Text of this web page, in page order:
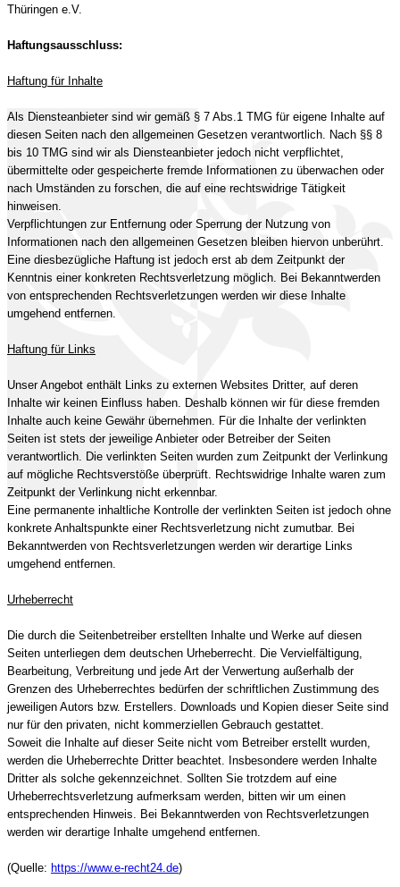
Thüringen e.V.
Haftungsausschluss:
Haftung für Inhalte
Als Diensteanbieter sind wir gemäß § 7 Abs.1 TMG für eigene Inhalte auf
diesen Seiten nach den allgemeinen Gesetzen verantwortlich. Nach §§ 8
bis 10 TMG sind wir als Diensteanbieter jedoch nicht verpflichtet,
übermittelte oder gespeicherte fremde Informationen zu überwachen oder
nach Umständen zu forschen, die auf eine rechtswidrige Tätigkeit
hinweisen.
Verpflichtungen zur Entfernung oder Sperrung der Nutzung von
Informationen nach den allgemeinen Gesetzen bleiben hiervon unberührt.
Eine diesbezügliche Haftung ist jedoch erst ab dem Zeitpunkt der
Kenntnis einer konkreten Rechtsverletzung möglich. Bei Bekanntwerden
von entsprechenden Rechtsverletzungen werden wir diese Inhalte
umgehend entfernen.
Haftung für Links
Unser Angebot enthält Links zu externen Websites Dritter, auf deren
Inhalte wir keinen Einfluss haben. Deshalb können wir für diese fremden
Inhalte auch keine Gewähr übernehmen. Für die Inhalte der verlinkten
Seiten ist stets der jeweilige Anbieter oder Betreiber der Seiten
verantwortlich. Die verlinkten Seiten wurden zum Zeitpunkt der Verlinkung
auf mögliche Rechtsverstöße überprüft. Rechtswidrige Inhalte waren zum
Zeitpunkt der Verlinkung nicht erkennbar.
Eine permanente inhaltliche Kontrolle der verlinkten Seiten ist jedoch ohne
konkrete Anhaltspunkte einer Rechtsverletzung nicht zumutbar. Bei
Bekanntwerden von Rechtsverletzungen werden wir derartige Links
umgehend entfernen.
Urheberrecht
Die durch die Seitenbetreiber erstellten Inhalte und Werke auf diesen
Seiten unterliegen dem deutschen Urheberrecht. Die Vervielfältigung,
Bearbeitung, Verbreitung und jede Art der Verwertung außerhalb der
Grenzen des Urheberrechtes bedürfen der schriftlichen Zustimmung des
jeweiligen Autors bzw. Erstellers. Downloads und Kopien dieser Seite sind
nur für den privaten, nicht kommerziellen Gebrauch gestattet.
Soweit die Inhalte auf dieser Seite nicht vom Betreiber erstellt wurden,
werden die Urheberrechte Dritter beachtet. Insbesondere werden Inhalte
Dritter als solche gekennzeichnet. Sollten Sie trotzdem auf eine
Urheberrechtsverletzung aufmerksam werden, bitten wir um einen
entsprechenden Hinweis. Bei Bekanntwerden von Rechtsverletzungen
werden wir derartige Inhalte umgehend entfernen.
(Quelle: https://www.e-recht24.de)